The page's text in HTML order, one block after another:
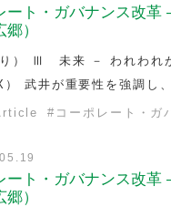
ート・ガバナンス改革
郷）
り） Ⅲ 未来 － われわれ
） 武井が重要性を強調し
# コーポレート・ガ
ート・ガバナンス改革
郷）